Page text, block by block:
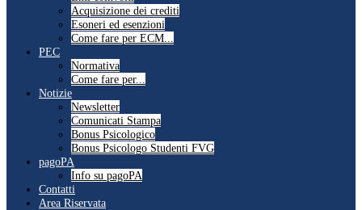
Acquisizione dei crediti
Esoneri ed esenzioni
Come fare per ECM...
PEC
Normativa
Come fare per...
Notizie
Newsletter
Comunicati Stampa
Bonus Psicologico
Bonus Psicologo Studenti FVG
pagoPA
Info su pagoPA
Contatti
Area Riservata